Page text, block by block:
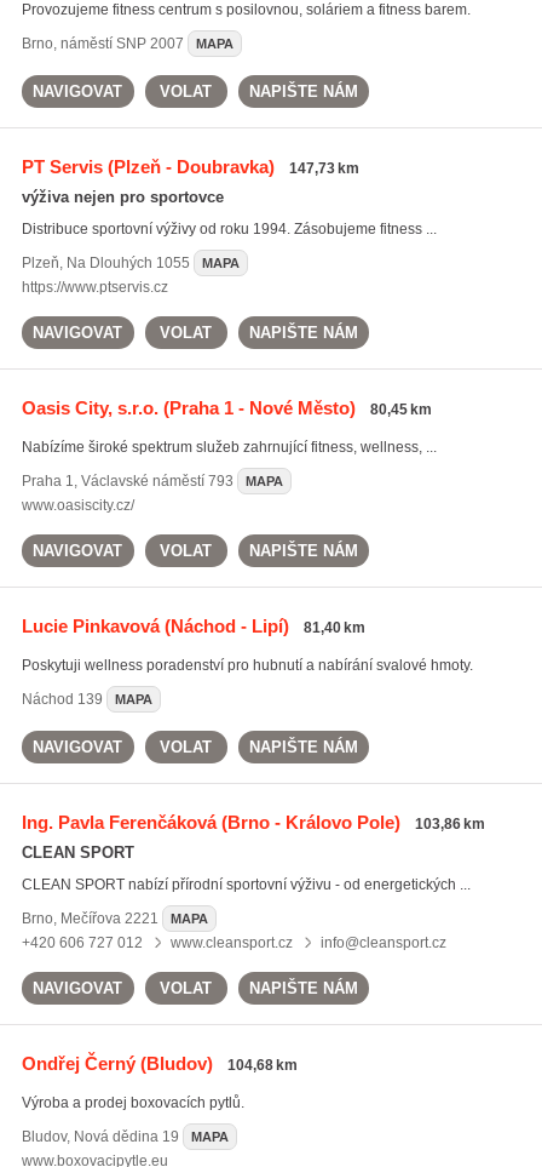
Provozujeme fitness centrum s posilovnou, soláriem a fitness barem.
Brno, náměstí SNP 2007 MAPA
NAVIGOVAT VOLAT NAPIŠTE NÁM
PT Servis(Plzeň - Doubravka) 147,73 km
výživa nejen pro sportovce
Distribuce sportovní výživy od roku 1994. Zásobujeme fitness ...
Plzeň, Na Dlouhých 1055 MAPA
https://www.ptservis.cz
NAVIGOVAT VOLAT NAPIŠTE NÁM
Oasis City, s.r.o.(Praha 1 - Nové Město) 80,45 km
Nabízíme široké spektrum služeb zahrnující fitness, wellness, ...
Praha 1, Václavské náměstí 793 MAPA
www.oasiscity.cz/
NAVIGOVAT VOLAT NAPIŠTE NÁM
Lucie Pinkavová(Náchod - Lipí) 81,40 km
Poskytuji wellness poradenství pro hubnutí a nabírání svalové hmoty.
Náchod 139 MAPA
NAVIGOVAT VOLAT NAPIŠTE NÁM
Ing. Pavla Ferenčáková(Brno - Královo Pole) 103,86 km
CLEAN SPORT
CLEAN SPORT nabízí přírodní sportovní výživu - od energetických ...
Brno, Mečířova 2221 MAPA
+420 606 727 012 www.cleansport.cz info@cleansport.cz
NAVIGOVAT VOLAT NAPIŠTE NÁM
Ondřej Černý(Bludov) 104,68 km
Výroba a prodej boxovacích pytlů.
Bludov, Nová dědina 19 MAPA
www.boxovacipytle.eu